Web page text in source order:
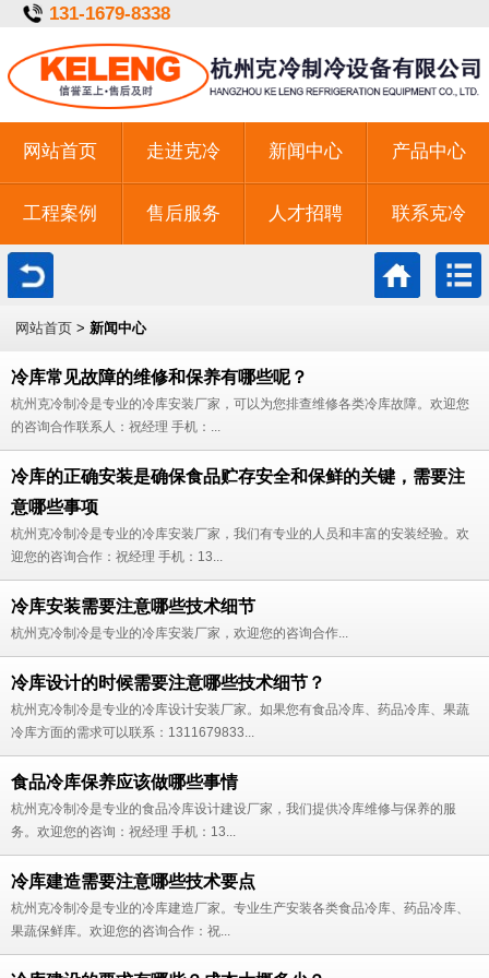
131-1679-8338
网站首页 走进克冷 新闻中心 产品中心
工程案例 售后服务 人才招聘 联系克冷
一键拨号
网站首页 > 新闻中心
冷库常见故障的维修和保养有哪些呢？
杭州克冷制冷是专业的冷库安装厂家，可以为您排查维修各类冷库故障。欢迎您
的咨询合作联系人：祝经理 手机：...
冷库的正确安装是确保食品贮存安全和保鲜的关键，需要注
意哪些事项
杭州克冷制冷是专业的冷库安装厂家，我们有专业的人员和丰富的安装经验。欢
迎您的咨询合作：祝经理 手机：13...
冷库安装需要注意哪些技术细节
杭州克冷制冷是专业的冷库安装厂家，欢迎您的咨询合作...
冷库设计的时候需要注意哪些技术细节？
杭州克冷制冷是专业的冷库设计安装厂家。如果您有食品冷库、药品冷库、果蔬
冷库方面的需求可以联系：1311679833...
食品冷库保养应该做哪些事情
杭州克冷制冷是专业的食品冷库设计建设厂家，我们提供冷库维修与保养的服
务。欢迎您的咨询：祝经理 手机：13...
冷库建造需要注意哪些技术要点
杭州克冷制冷是专业的冷库建造厂家。专业生产安装各类食品冷库、药品冷库、
果蔬保鲜库。欢迎您的咨询合作：祝...